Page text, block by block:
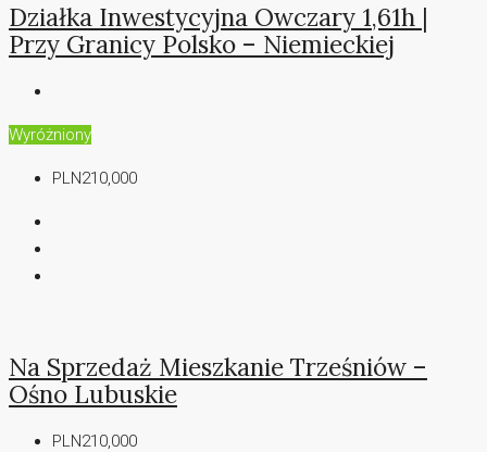
Działka Inwestycyjna Owczary 1,61h |
Przy Granicy Polsko – Niemieckiej
Wyróżniony
PLN210,000
Na Sprzedaż Mieszkanie Trześniów –
Ośno Lubuskie
PLN210,000